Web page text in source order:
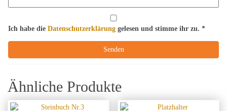
Ich habe die Datenschutzerklärung gelesen und stimme ihr zu. *
Ähnliche Produkte